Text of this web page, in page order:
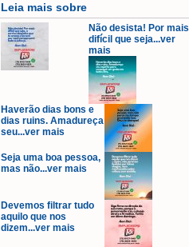
Leia mais sobre
Não desista! Por mais
difícil que seja...ver
mais
Haverão dias bons e
dias ruins. Amadureça
seu...ver mais
Seja uma boa pessoa,
mas não...ver mais
Devemos filtrar tudo
aquilo que nos
dizem...ver mais